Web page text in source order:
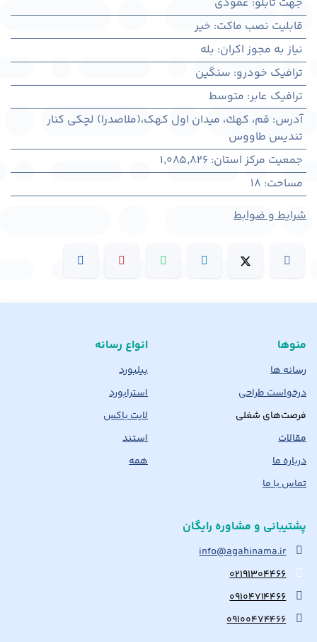
قابلیت نصب ماکت: خیر
نیاز به مجوز اکران: بله
ترافیک خودرو: سنگین
ترافیک عابر: متوسط
آدرس: قم، كهك، میدان اول کهک،(ملاصدرا) لچکی کنار
تندیس طاووس
جمعیت مرکز استان:
1,085,826
مساحت:
18
شرایط و ضوابط
منوها
رسانه ها
درخواست طراحی
فرصت‌های شغلی
مقالات
درباره ما
تماس با ما
انواع رسانه
بیلبورد
استرابورد
لایت باکس
استند
همه
پشتیبانی و مشاوره رایگان
info@agahinama.ir
۰۲۱۹۱۳۰۴۴۶۶
۰۹۱۰۴۷۱۴۴۶۶
۰۹۱۰۰۴۷۴۴۶۶